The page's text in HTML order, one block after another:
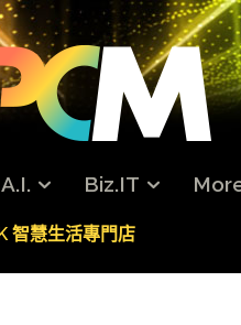
A.I. Biz.IT
智慧生活專門店